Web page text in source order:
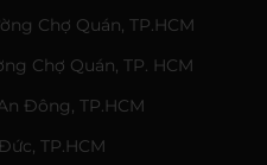
Chợ Quán, TP.HCM
Chợ Quán, TP. HCM
Đông, TP.HCM
TP.HCM